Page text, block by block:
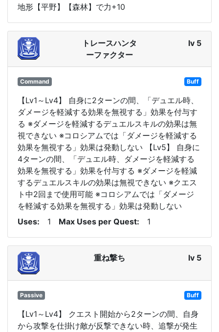
地形【平野】【森林】で力+10
トレースハンタ
ーファクター
lv 5
Command Buff
【Lv1～Lv4】 自身に2ターンの間、「デュエル時、
ダメージを軽減する効果を無視する」効果を付与す
る ※ダメージを軽減するデュエルスキルの効果は無
視できない ※コロシアムでは「ダメージを軽減する
効果を無視する」効果は発動しない 【Lv5】 自身に
4ターンの間、「デュエル時、ダメージを軽減する
効果を無視する」効果を付与する ※ダメージを軽減
するデュエルスキルの効果は無視できない ※クエス
ト中2回まで使用可能 ※コロシアムでは「ダメージ
を軽減する効果を無視する」効果は発動しない
Uses
1 Max Uses per Quest 1
重ね撃ち lv 5
Passive Buff
【Lv1～Lv4】 クエスト開始から2ターンの間、自身
から攻撃を仕掛け敵が反撃できない時、追撃が発生